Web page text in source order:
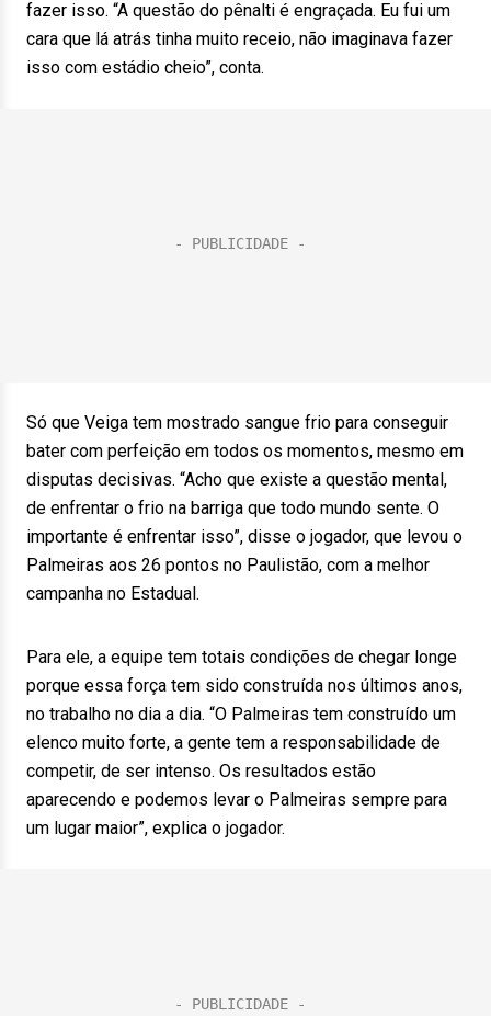
fazer isso. “A questão do pênalti é engraçada. Eu fui um
cara que lá atrás tinha muito receio, não imaginava fazer
isso com estádio cheio”, conta.
Só que Veiga tem mostrado sangue frio para conseguir
bater com perfeição em todos os momentos, mesmo em
disputas decisivas. “Acho que existe a questão mental,
de enfrentar o frio na barriga que todo mundo sente. O
importante é enfrentar isso”, disse o jogador, que levou o
Palmeiras aos 26 pontos no Paulistão, com a melhor
campanha no Estadual.
Para ele, a equipe tem totais condições de chegar longe
porque essa força tem sido construída nos últimos anos,
no trabalho no dia a dia. “O Palmeiras tem construído um
elenco muito forte, a gente tem a responsabilidade de
competir, de ser intenso. Os resultados estão
aparecendo e podemos levar o Palmeiras sempre para
um lugar maior”, explica o jogador.